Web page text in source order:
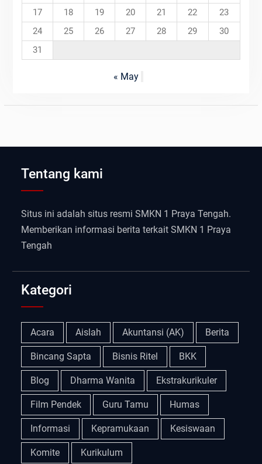
17
18 19 20 21 22
23
24
25 26 27 28 29
30
31
« May
Tentang kami
Situs ini adalah situs resmi SMKN 1 Praya Tengah.
Memberikan informasi berita terkait SMKN 1 Praya
Tengah
Kategori
Acara Aislah Akuntansi (AK) Berita
Bincang Sapta Bisnis Ritel BKK
Blog Dharma Wanita Ekstrakurikuler
Film Pendek Guru Tamu Humas
Informasi Kepramukaan Kesiswaan
Komite Kurikulum